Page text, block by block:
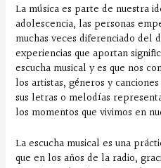
La música es parte de nuestra
adolescencia, las personas
muchas veces diferenciado del
experiencias que aportan
escucha musical y es que nos
los artistas, géneros y
sus letras o melodías
los momentos que vivimos en
La escucha musical es una
que en los años de la radio,